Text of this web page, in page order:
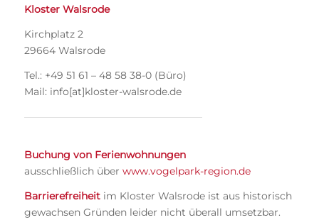
Kloster Walsrode
Kirchplatz 2
29664 Walsrode
Tel.: +49 51 61 – 48 58 38-0 (Büro)
Mail: info[at]kloster-walsrode.de
Buchung von Ferienwohnungen
ausschließlich über www.vogelpark-region.de
Barrierefreiheitim Kloster Walsrode ist aus historisch
gewachsen Gründen leider nicht überall umsetzbar.